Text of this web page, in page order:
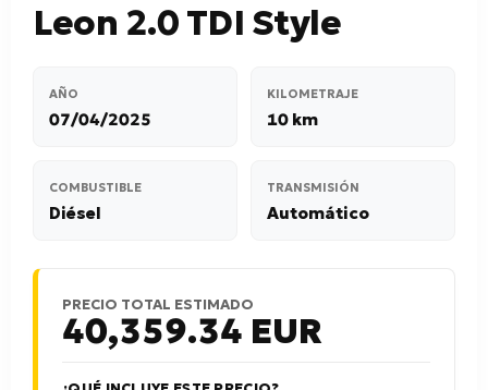
Leon 2.0 TDI Style
AÑO
07/04/2025
KILOMETRAJE
10 km
COMBUSTIBLE
Diésel
TRANSMISIÓN
Automático
PRECIO TOTAL ESTIMADO
40,359.34 EUR